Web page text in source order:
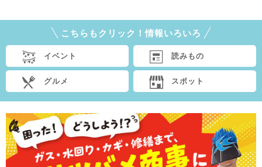
こちらもクリック！情報いろいろ
イベント 読みもの
グルメ スポット